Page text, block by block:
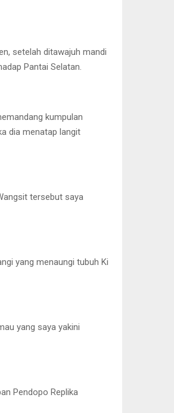
setelah ditawajuh mandi
Pantai Selatan.
kumpulan
dia menatap langit
tersebut saya
yang menaungi tubuh Ki
yang saya yakini
Pendopo Replika